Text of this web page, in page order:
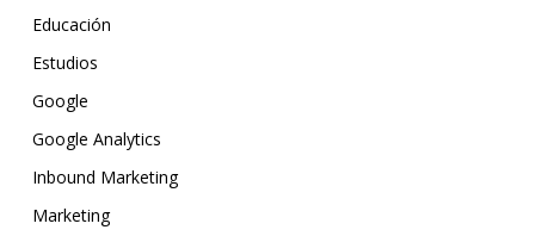
Educación
Estudios
Google
Google Analytics
Inbound Marketing
Marketing